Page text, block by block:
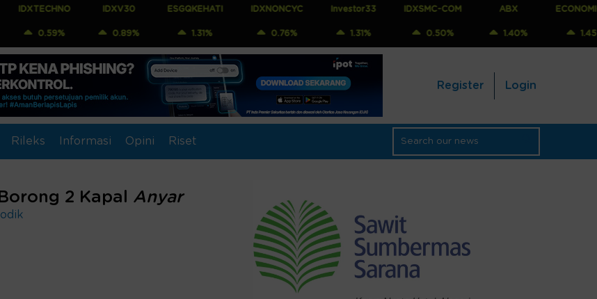
IDXV30
0.89%
ESGQKEHATI IDXNONCYC
0.76%
Investor33 IDXSMC-COM
0.50%
ABX ECONOMIC30
Register Login
Rileks Informasi Opini Riset
2 Kapal Anyar